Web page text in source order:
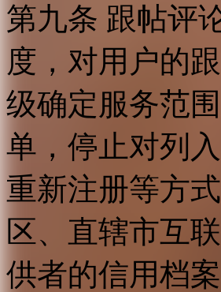
第九条 跟帖评
度，对用户的
级确定服务范
单，停止对列
重新注册等方
区、直辖市互
供者的信用档